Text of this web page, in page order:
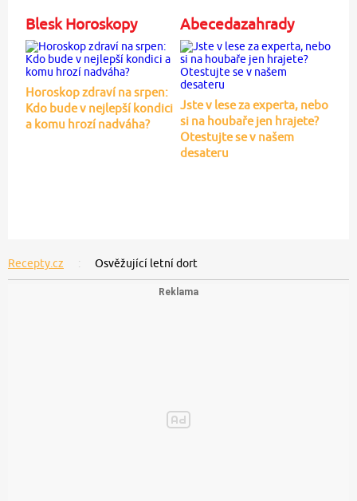
Blesk Horoskopy
Horoskop zdraví na srpen:
Kdo bude v nejlepší kondici
a komu hrozí nadváha?
Abecedazahrady
Jste v lese za experta, nebo
si na houbaře jen hrajete?
Otestujte se v našem
desateru
Recepty.cz Osvěžující letní dort